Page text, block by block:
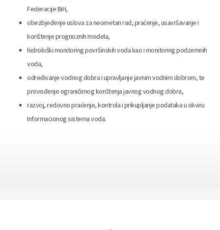
Federacije BiH,
obezbjeđenje uslova za neometan rad, praćenje, usavršavanje i
korištenje prognoznih modela,
hidrološki monitoring površinskih voda kao i monitoring podzemnih
voda,
određivanje vodnog dobra i upravljanje javnim vodnim dobrom, te
provođenje ograničenog korištenja javnog vodnog dobra,
razvoj, redovno praćenje, kontrola i prikupljanje podataka u okviru
Informacionog sistema voda.